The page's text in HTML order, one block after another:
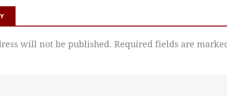
will not be published. Required fields are